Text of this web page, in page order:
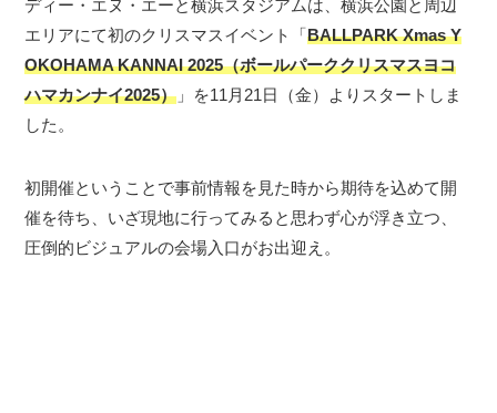
ディー・エヌ・エーと横浜スタジアムは、横浜公園と周辺
エリアにて初のクリスマスイベント「BALLPARK Xmas Y
OKOHAMA KANNAI 2025（ボールパーククリスマスヨコ
ハマカンナイ2025） 」を11月21日（金）よりスタートしま
した。
初開催ということで事前情報を見た時から期待を込めて開
催を待ち、いざ現地に行ってみると思わず心が浮き立つ、
圧倒的ビジュアルの会場入口がお出迎え。